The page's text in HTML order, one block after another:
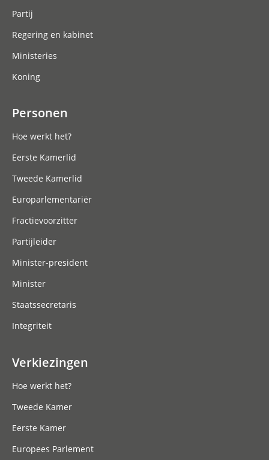
Partij
Regering en kabinet
Ministeries
Koning
Personen
Hoe werkt het?
Eerste Kamerlid
Tweede Kamerlid
Europarlementariër
Fractievoorzitter
Partijleider
Minister-president
Minister
Staatssecretaris
Integriteit
Verkiezingen
Hoe werkt het?
Tweede Kamer
Eerste Kamer
Europees Parlement